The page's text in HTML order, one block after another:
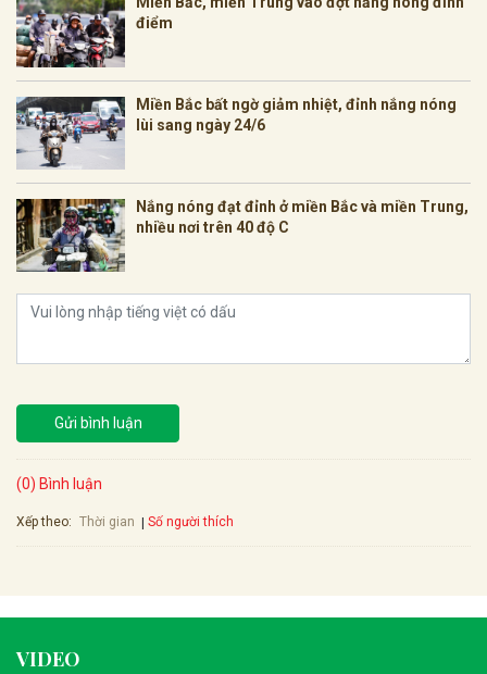
điểm
Miền Bắc bất ngờ giảm nhiệt, đỉnh nắng nóng
lùi sang ngày 24/6
Nắng nóng đạt đỉnh ở miền Bắc và miền Trung,
nhiều nơi trên 40 độ C
Gửi bình luận
(0) Bình luận
Xếp theo: Thời gian Số người thích
VIDEO